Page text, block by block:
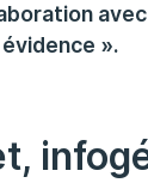
avec
évidence ».